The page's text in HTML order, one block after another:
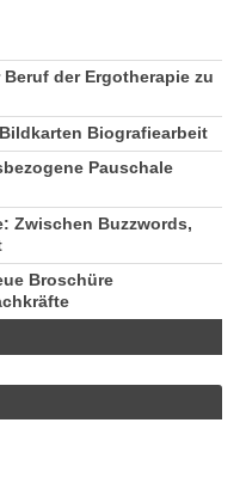
der Ergotherapie zu
Biografiearbeit
Pauschale
Zwischen Buzzwords,
Broschüre